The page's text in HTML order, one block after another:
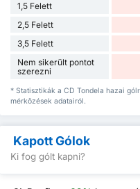
1,5 Felett
2,5 Felett
3,5 Felett
Nem sikerült pontot
szerezni
* Statisztikák a CD Tondela hazai
mérkőzések adatairól.
Kapott Gólok
Ki fog gólt kapni?